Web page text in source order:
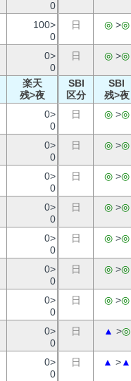
0
100>
0
日 ◎>◎
0>
0
日 ◎>◎
楽天
残>夜
SBI
区分
SBI
残>夜
0>
0
日 ◎>◎
0>
0
日 ◎>◎
0>
0
日 ◎>◎
0>
0
日 ◎>◎
0>
0
日 ◎>◎
0>
0
日 ◎>◎
0>
0
日 ◎>◎
0>
0
日 ▲ >◎
0>
0
日 ▲ >▲